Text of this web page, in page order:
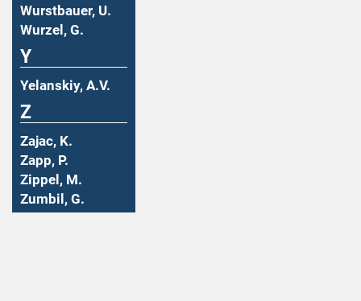
Wurstbauer, U.
Wurzel, G.
Y
Yelanskiy, A.V.
Z
Zajac, K.
Zapp, P.
Zippel, M.
Zumbil, G.